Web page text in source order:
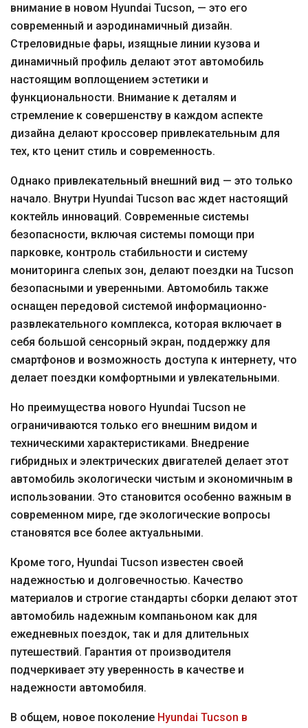
внимание в новом Hyundai Tucson, — это его
современный и аэродинамичный дизайн.
Стреловидные фары, изящные линии кузова и
динамичный профиль делают этот автомобиль
настоящим воплощением эстетики и
функциональности. Внимание к деталям и
стремление к совершенству в каждом аспекте
дизайна делают кроссовер привлекательным для
тех, кто ценит стиль и современность.
Однако привлекательный внешний вид — это только
начало. Внутри Hyundai Tucson вас ждет настоящий
коктейль инноваций. Современные системы
безопасности, включая системы помощи при
парковке, контроль стабильности и систему
мониторинга слепых зон, делают поездки на Tucson
безопасными и уверенными. Автомобиль также
оснащен передовой системой информационно-
развлекательного комплекса, которая включает в
себя большой сенсорный экран, поддержку для
смартфонов и возможность доступа к интернету, что
делает поездки комфортными и увлекательными.
Но преимущества нового Hyundai Tucson не
ограничиваются только его внешним видом и
техническими характеристиками. Внедрение
гибридных и электрических двигателей делает этот
автомобиль экологически чистым и экономичным в
использовании. Это становится особенно важным в
современном мире, где экологические вопросы
становятся все более актуальными.
Кроме того, Hyundai Tucson известен своей
надежностью и долговечностью. Качество
материалов и строгие стандарты сборки делают этот
автомобиль надежным компаньоном как для
ежедневных поездок, так и для длительных
путешествий. Гарантия от производителя
подчеркивает эту уверенность в качестве и
надежности автомобиля.
В общем, новое поколение Hyundai Tucson в